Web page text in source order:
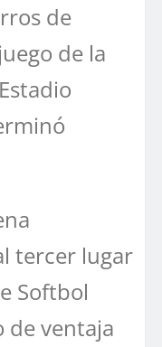
de
de la
tercer lugar
Softbol
de ventaja